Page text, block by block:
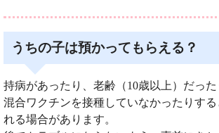
うちの子は預かってもらえる？
持病があったり、老齢（10歳以上）だっ
混合ワクチンを接種していなかったりす
れる場合があります。